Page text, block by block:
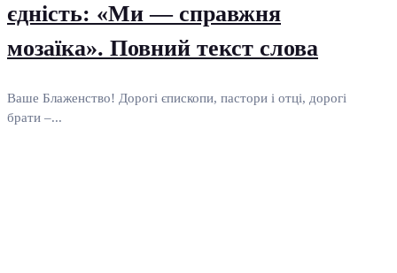
єдність: «Ми — справжня
мозаїка». Повний текст слова
Ваше Блаженство! Дорогі єпископи, пастори і отці, дорогі
брати –...